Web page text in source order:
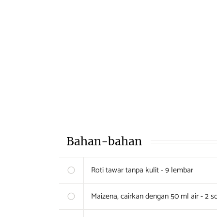
Bahan-bahan
Roti tawar tanpa kulit - 9 lembar
Maizena, cairkan dengan 50 ml air - 2